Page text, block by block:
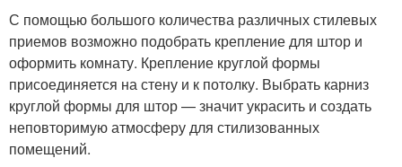
С помощью большого количества различных стилевых
приемов возможно подобрать крепление для штор и
оформить комнату. Крепление круглой формы
присоединяется на стену и к потолку. Выбрать карниз
круглой формы для штор — значит украсить и создать
неповторимую атмосферу для стилизованных
помещений.